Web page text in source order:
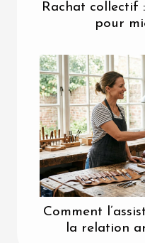
Rachat collectif
pour
Comment
la relation